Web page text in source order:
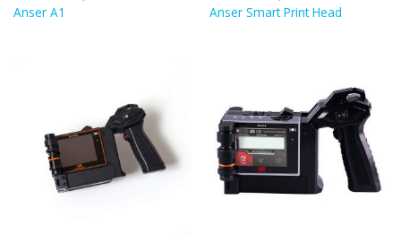
Anser A1 Anser Smart Print Head